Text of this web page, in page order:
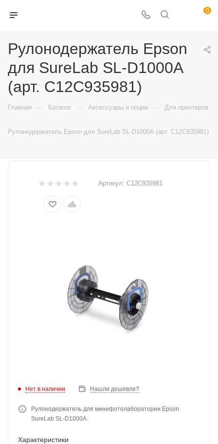
0
Рулонодержатель Epson
для SureLab SL-D1000A
(арт. C12C935981)
Главная — Каталог — Аксессуары и опции — Для принтеров
—
Рулонодержатель Epson для SureLab SL-D1000A (арт. C12C935981)
Артикул: C12C935981
Нет в наличии Нашли дешевле?
Рулонодержатель для минифотолаборатории Epson
SureLab SL-D1000A.
Характеристики